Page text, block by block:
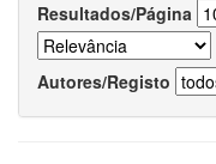
Resultados/Página
Autores/Registo